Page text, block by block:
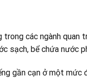
các ngành
sạch, bể chứa nước
gần cạn ở một mức